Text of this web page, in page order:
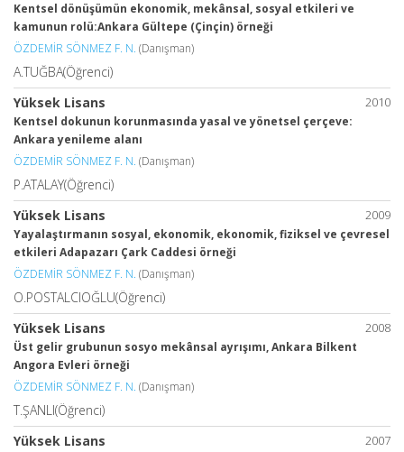
Kentsel dönüşümün ekonomik, mekânsal, sosyal etkileri ve
kamunun rolü:Ankara Gültepe (Çinçin) örneği
ÖZDEMİR SÖNMEZ F. N. (Danışman)
A.TUĞBA(Öğrenci)
2010
Yüksek Lisans
Kentsel dokunun korunmasında yasal ve yönetsel çerçeve:
Ankara yenileme alanı
ÖZDEMİR SÖNMEZ F. N. (Danışman)
P.ATALAY(Öğrenci)
2009
Yüksek Lisans
Yayalaştırmanın sosyal, ekonomik, ekonomik, fiziksel ve çevresel
etkileri Adapazarı Çark Caddesi örneği
ÖZDEMİR SÖNMEZ F. N. (Danışman)
O.POSTALCIOĞLU(Öğrenci)
2008
Yüksek Lisans
Üst gelir grubunun sosyo mekânsal ayrışımı, Ankara Bilkent
Angora Evleri örneği
ÖZDEMİR SÖNMEZ F. N. (Danışman)
T.ŞANLI(Öğrenci)
2007
Yüksek Lisans